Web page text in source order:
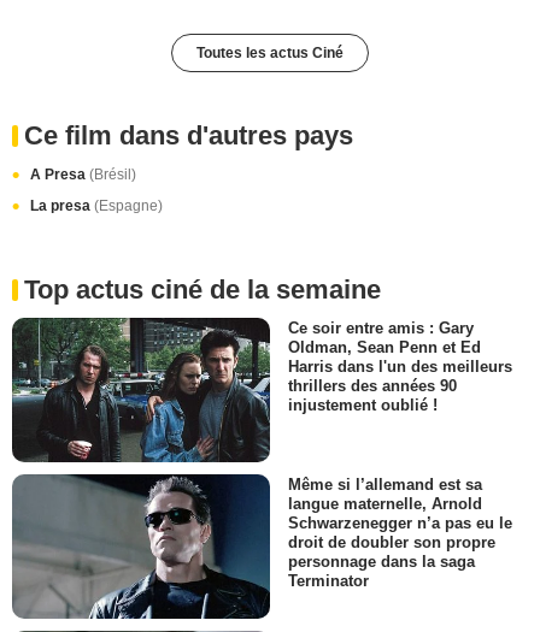
Toutes les actus Ciné
Ce film dans d'autres pays
A Presa (Brésil)
La presa (Espagne)
Top actus ciné de la semaine
Ce soir entre amis : Gary
Oldman, Sean Penn et Ed
Harris dans l'un des meilleurs
thrillers des années 90
injustement oublié !
Même si l’allemand est sa
langue maternelle, Arnold
Schwarzenegger n’a pas eu le
droit de doubler son propre
personnage dans la saga
Terminator